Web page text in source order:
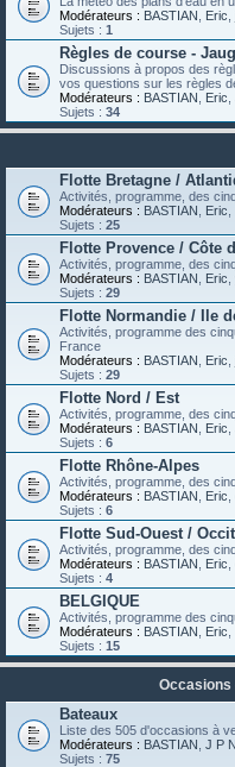
Modérateurs : BASTIAN Eric
Sujets : 1
Règles de course -
Discussions à propos des
vos questions sur les règles
Modérateurs : BASTIAN Eric
Sujets : 34
Flotte Bretagne /
Activités, programme, des
Modérateurs : BASTIAN Eric
Sujets : 25
Flotte Provence / Côte
Activités, programme, des
Modérateurs : BASTIAN Eric
Sujets : 29
Flotte Normandie / Ile
Activités, programme des
France
Modérateurs : BASTIAN Eric
Sujets : 29
Flotte Nord / Est
Activités, programme, des
Modérateurs : BASTIAN Eric
Sujets : 6
Flotte Rhône-Alpes
Activités, programme, des
Modérateurs : BASTIAN Eric
Sujets : 6
Flotte Sud-Ouest /
Activités, programme, des
Modérateurs : BASTIAN Eric
Sujets : 4
BELGIQUE
Activités, programme des
Modérateurs : BASTIAN Eric
Sujets : 15
Occasions
Bateaux
Liste des 505 d'occasions à
Modérateurs : BASTIAN J P
Sujets : 75